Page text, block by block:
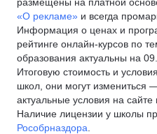
«О рекламе» и всегда
Информация о ценах и
рейтинге онлайн-курсов по
образования актуальны на
Итоговую стоимость и
школ, они могут измениться
актуальные условия на сайте
Наличие лицензии у школы
Рособрназдора